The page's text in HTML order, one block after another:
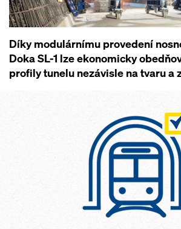
Díky modulárnímu provedení
Doka SL-1 lze ekonomicky
profily tunelu nezávisle na tvaru a